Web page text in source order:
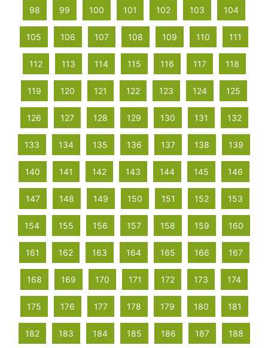
98 99 100 101 102 103 104
105 106 107 108 109 110 111
112 113 114 115 116 117 118
119 120 121 122 123 124 125
126 127 128 129 130 131 132
133 134 135 136 137 138 139
140 141 142 143 144 145 146
147 148 149 150 151 152 153
154 155 156 157 158 159 160
161 162 163 164 165 166 167
168 169 170 171 172 173 174
175 176 177 178 179 180 181
182 183 184 185 186 187 188